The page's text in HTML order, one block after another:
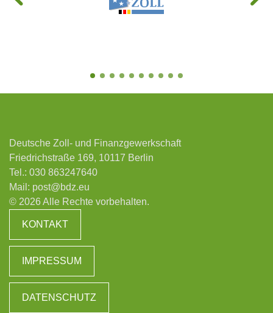
Deutsche Zoll- und Finanzgewerkschaft
Friedrichstraße 169, 10117 Berlin
Tel.: 030 863247640
Mail: post@bdz.eu
© 2026 Alle Rechte vorbehalten.
KONTAKT
IMPRESSUM
DATENSCHUTZ